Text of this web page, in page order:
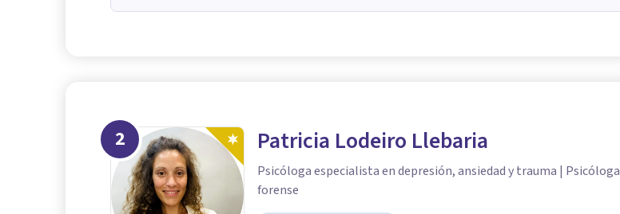
2 Patricia Lodeiro Llebaria
Psicóloga especialista en depresión, ansiedad y trauma | Psicóloga
forense